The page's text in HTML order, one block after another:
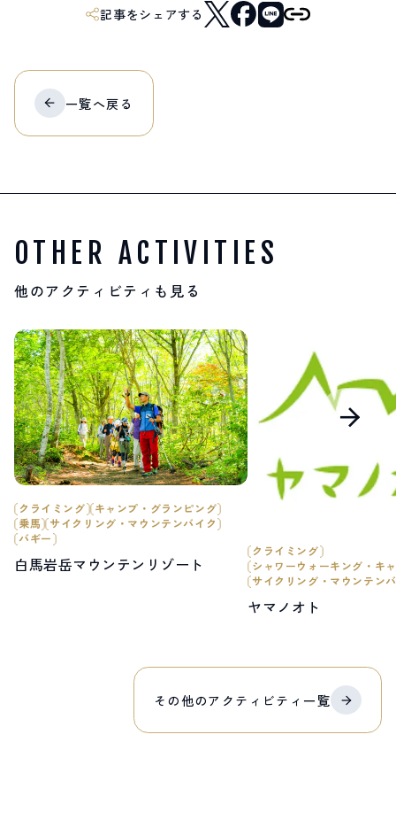
記事をシェアする
一覧へ戻る
OTHER ACTIVITIES
他のアクティビティも見る
その他のアクティビティ 一覧
クライミング
キャンプ・グランピング
乗馬
サイクリング・マウンテンバイク
バギー
白馬岩岳マウンテンリゾート
クライミング
シャワーウォーキング・キ
サイクリング・マウンテン
ヤマノオト